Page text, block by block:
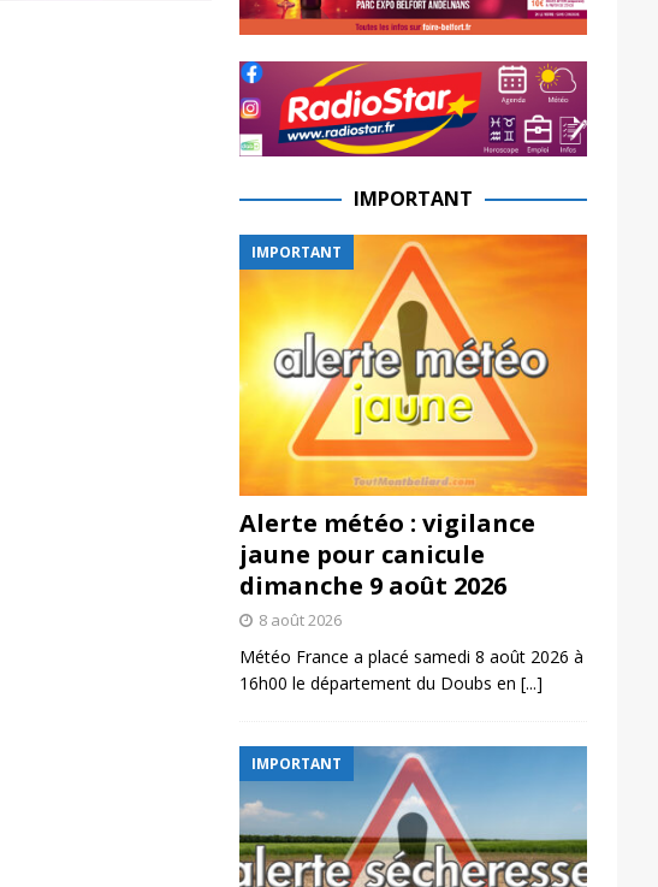
IMPORTANT
IMPORTANT
Alerte météo : vigilance
jaune pour canicule
dimanche 9 août 2026
8 août 2026
Météo France a placé samedi 8 août 2026 à
16h00 le département du Doubs en [...]
IMPORTANT